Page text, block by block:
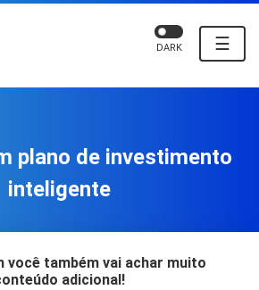
☰
DARK
plano de investimento
inteligente
você também vai achar muito
adicional!